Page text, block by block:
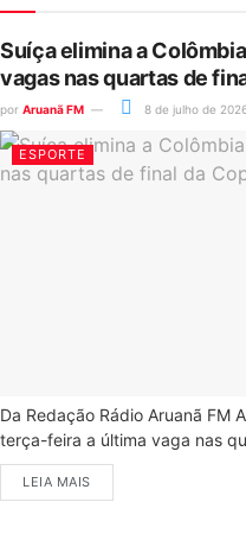
Suíça elimina a
vagas nas quartas de
por Aruanã FM 8 de julho de
ESPORTE
Da Redação Rádio Aruanã FM
terça-feira a última vaga nas
LEIA MAIS